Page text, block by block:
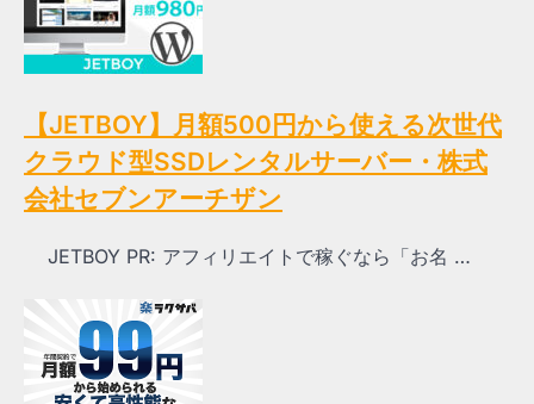
【JETBOY】月額500円から使える次世代
クラウド型SSDレンタルサーバー・株式
会社セブンアーチザン
JETBOY PR: アフィリエイトで稼ぐなら「お名 …